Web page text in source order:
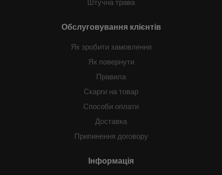
Штучна трава
Обслуговування клієнтів
Як зробити замовлення
Як повернути
Правила
Скарги на товар
Способи оплати
Доставка
Припинення договору
Інформація